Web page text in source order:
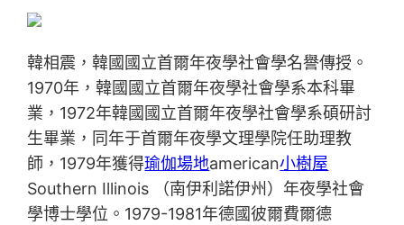
韓相震，韓國國立首爾年夜學社會學名譽傳授。
1970年，韓國國立首爾年夜學社會學系本科畢
業，1972年韓國國立首爾年夜學社會學系碩研討
生畢業，同年于首爾年夜學文理學院任助理教
師，1979年獲得瑜伽場地american小樹屋
Southern Illinois （南伊利諾伊州）年夜學社會
學博士學位。1979-1981年德國彼爾費爾德